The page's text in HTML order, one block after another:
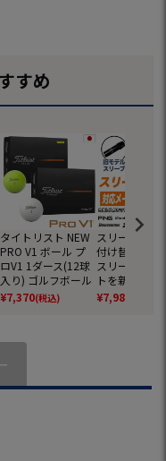
すめ
タイトリスト NEW
PRO V1 ボール プ
ロV1 1ダース(12球
入り) ゴルフボール
2025年モデル TITL
EIST 日本正規品
¥7,370(税込)
スリーブ交換
付け替え お持
スリーブ付き
トを新たにご
スリーブへ付
ます 各メー
¥7,980